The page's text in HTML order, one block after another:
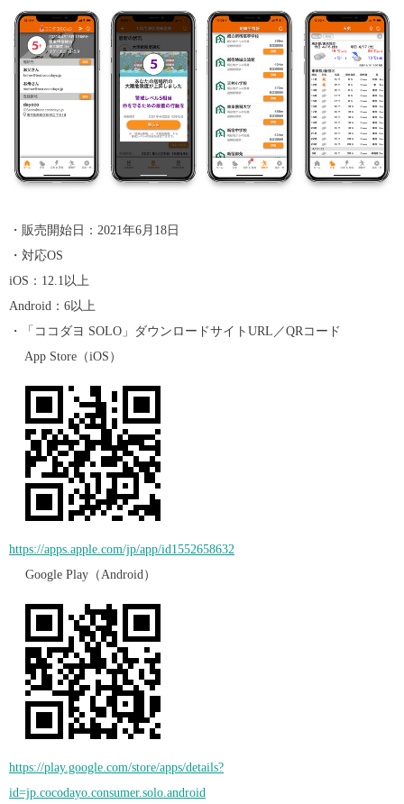
・販売開始日：2021年6月18日
・対応OS
iOS：12.1以上
Android：6以上
・「ココダヨ SOLO」ダウンロードサイトURL／QRコード
App Store（iOS）
https://apps.apple.com/jp/app/id1552658632
Google Play（Android）
https://play.google.com/store/apps/details?
id=jp.cocodayo.consumer.solo.android